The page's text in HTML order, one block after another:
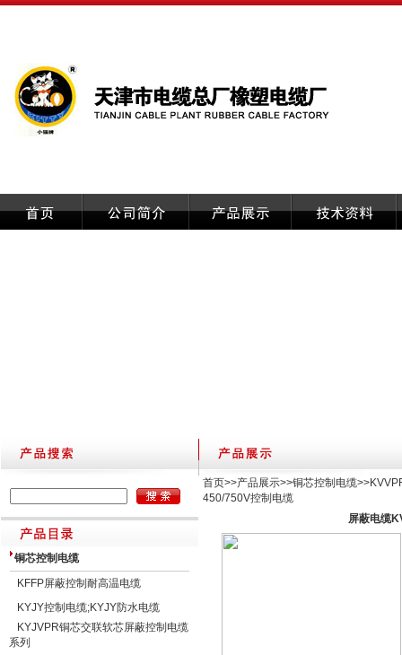
铜芯控制电缆
KFFP屏蔽控制耐高温电缆
KYJY控制电缆;KYJY防水电缆
KYJVPR铜芯交联软芯屏蔽控制电缆
系列
首页>>产品展示>>铜芯控制电缆>>
450/750V控制电缆
屏蔽电缆